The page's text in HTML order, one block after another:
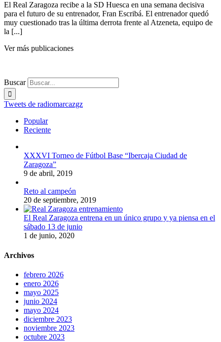
El Real Zaragoza recibe a la SD Huesca en una semana decisiva
para el futuro de su entrenador, Fran Escribá. El entrenador quedó
muy cuestionado tras la última derrota frente al Atzeneta, equipo de
la [...]
Ver más publicaciones
Buscar
Tweets de radiomarcazgz
Popular
Reciente
XXXVI Torneo de Fútbol Base “Ibercaja Ciudad de
Zaragoza”
9 de abril, 2019
Reto al campeón
20 de septiembre, 2019
El Real Zaragoza entrena en un único grupo y ya piensa en el
sábado 13 de junio
1 de junio, 2020
Archivos
febrero 2026
enero 2026
mayo 2025
junio 2024
mayo 2024
diciembre 2023
noviembre 2023
octubre 2023